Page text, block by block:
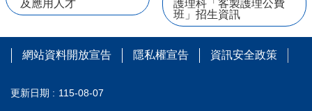
享
學
務
公
及應用人才
護理科「客製護理公費
班」招生資訊
網站資料開放宣告 隱私權宣告 資訊安全政策
更新日期 115-08-07